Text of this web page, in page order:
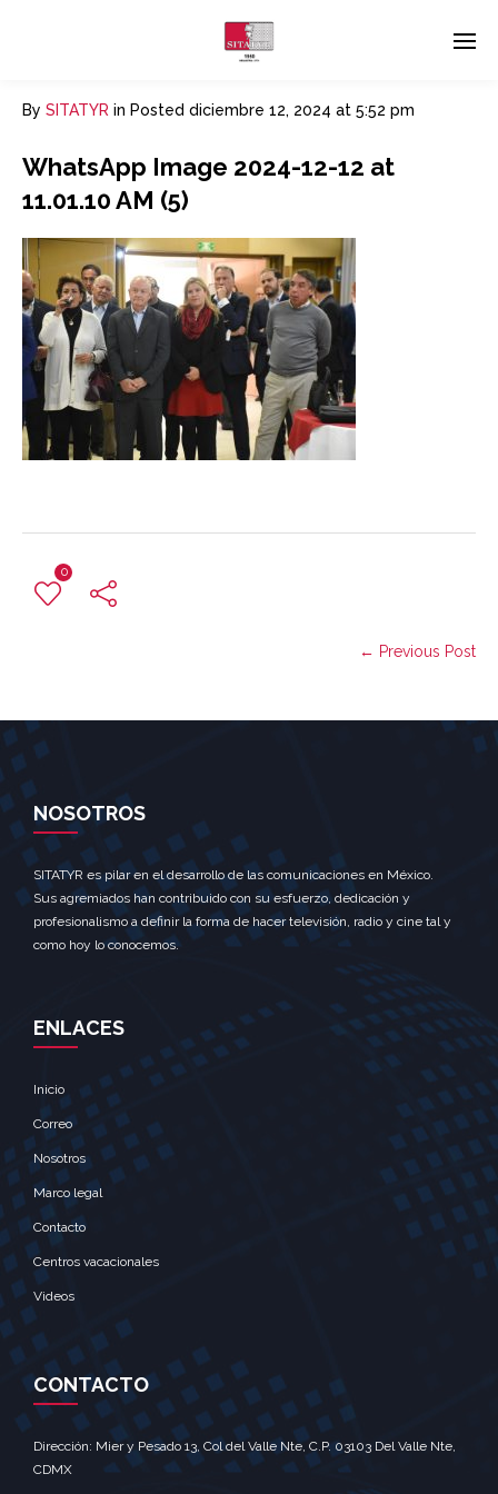
By SITATYR in Posted diciembre 12, 2024 at 5:52 pm
WhatsApp Image 2024-12-12 at
11.01.10 AM (5)
0
← Previous Post
NOSOTROS
SITATYR es pilar en el desarrollo de las comunicaciones en México.
Sus agremiados han contribuido con su esfuerzo, dedicación y
profesionalismo a definir la forma de hacer televisión, radio y cine tal y
como hoy lo conocemos.
ENLACES
Inicio
Correo
Nosotros
Marco legal
Contacto
Centros vacacionales
Videos
CONTACTO
Dirección: Mier y Pesado 13, Col del Valle Nte, C.P. 03103 Del Valle Nte,
CDMX‎